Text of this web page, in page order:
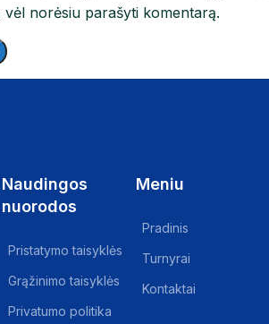
norėsiu parašyti komentarą.
Naudingos
nuorodos
Pristatymo taisyklės
Grąžinimo taisyklės
Privatumo politika
Meniu
Pradinis
Turnyrai
Kontaktai